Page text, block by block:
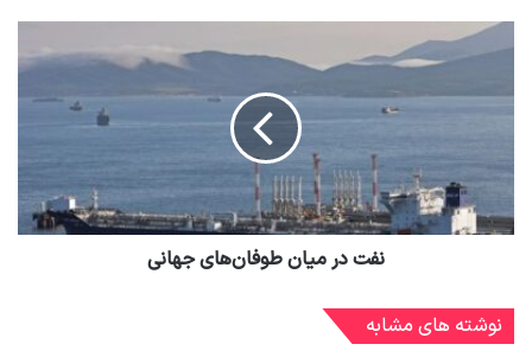
نفت در میان طوفان‌های جهانی
نوشته های مشابه